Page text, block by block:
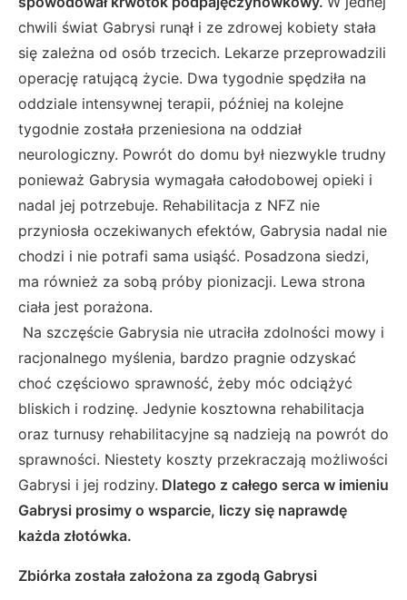
chwili świat Gabrysi runął i ze zdrowej kobiety stała
się zależna od osób trzecich. Lekarze przeprowadzili
operację ratującą życie. Dwa tygodnie spędziła na
oddziale intensywnej terapii, później na kolejne
tygodnie została przeniesiona na oddział
neurologiczny. Powrót do domu był niezwykle trudny
ponieważ Gabrysia wymagała całodobowej opieki i
nadal jej potrzebuje. Rehabilitacja z NFZ nie
przyniosła oczekiwanych efektów, Gabrysia nadal nie
chodzi i nie potrafi sama usiąść. Posadzona siedzi,
ma również za sobą próby pionizacji. Lewa strona
ciała jest porażona.
Na szczęście Gabrysia nie utraciła zdolności mowy i
racjonalnego myślenia, bardzo pragnie odzyskać
choć częściowo sprawność, żeby móc odciążyć
bliskich i rodzinę. Jedynie kosztowna rehabilitacja
oraz turnusy rehabilitacyjne są nadzieją na powrót do
sprawności. Niestety koszty przekraczają możliwości
Gabrysi i jej rodziny. Dlatego z całego serca w imieniu
Gabrysi prosimy o wsparcie, liczy się naprawdę
każda złotówka.
Zbiórka została założona za zgodą Gabrysi